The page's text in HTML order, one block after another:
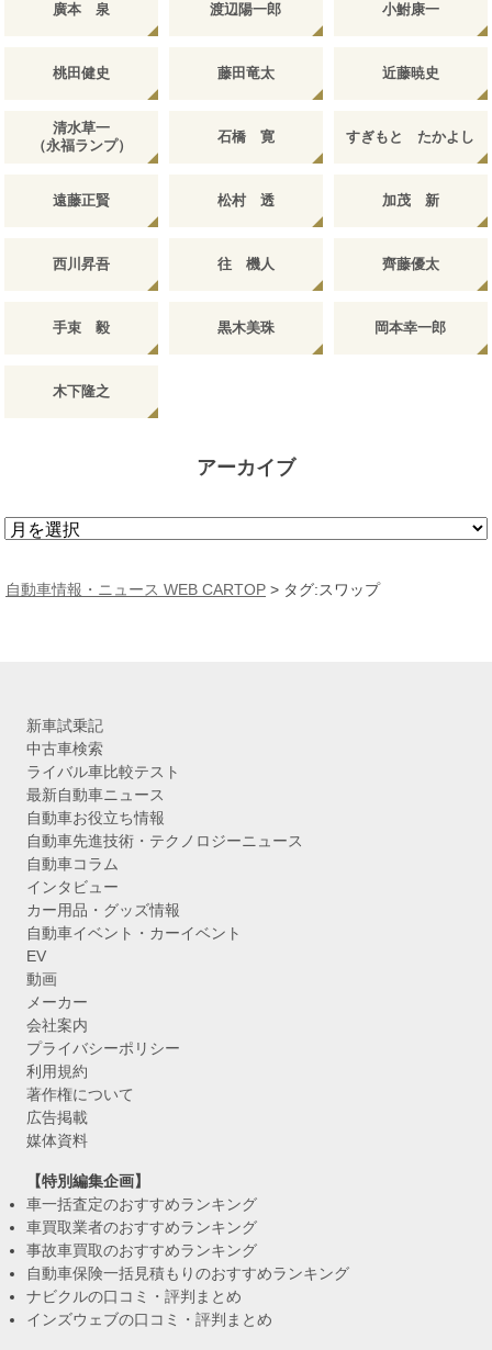
廣本 泉 渡辺陽一郎 小鮒康一
桃田健史 藤田竜太 近藤暁史
清水草一
（永福ランプ）
石橋 寛 すぎもと たかよし
遠藤正賢 松村 透 加茂 新
西川昇吾 往 機人 齊藤優太
手束 毅 黒木美珠 岡本幸一郎
木下隆之
アーカイブ
ア
カ
自動車情報・ニュース WEB CARTOP > タグ:スワップ
新車試乗記
中古車検索
ライバル車比較テスト
最新自動車ニュース
自動車お役立ち情報
自動車先進技術・テクノロジーニュース
自動車コラム
インタビュー
カー用品・グッズ情報
自動車イベント・カーイベント
EV
動画
メーカー
会社案内
プライバシーポリシー
利用規約
著作権について
広告掲載
媒体資料
【特別編集企画】
車一括査定のおすすめランキング
車買取業者のおすすめランキング
事故車買取のおすすめランキング
自動車保険一括見積もりのおすすめランキング
ナビクルの口コミ・評判まとめ
インズウェブの口コミ・評判まとめ